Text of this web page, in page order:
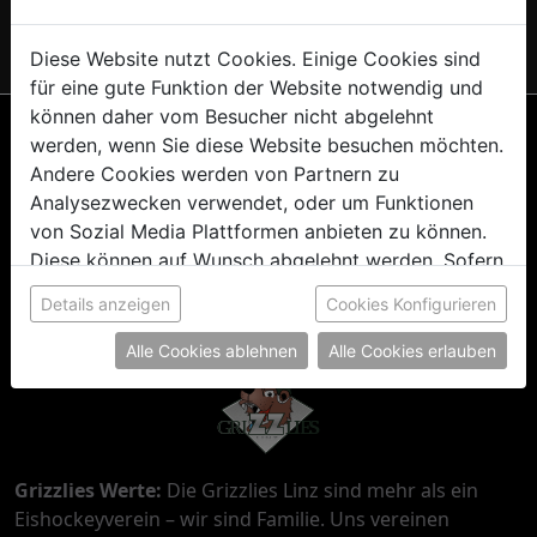
AGB Datenschutz Impressum
Grizzlies Werte: Die Grizzlies Linz sind mehr als ein
Eishockeyverein – wir sind Familie. Uns vereinen
Diese Website nutzt Cookies. Einige Cookies sind
für eine gute Funktion der Website notwendig und
können daher vom Besucher nicht abgelehnt
werden, wenn Sie diese Website besuchen möchten.
Andere Cookies werden von Partnern zu
Analysezwecken verwendet, oder um Funktionen
von Sozial Media Plattformen anbieten zu können.
Diese können auf Wunsch abgelehnt werden. Sofern
sie unsere Webseite weiter nutzen, geben Sie
Einwilligung zu unseren Cookies.
Details anzeigen Cookies Konfigurieren
Alle Cookies ablehnen Alle Cookies erlauben